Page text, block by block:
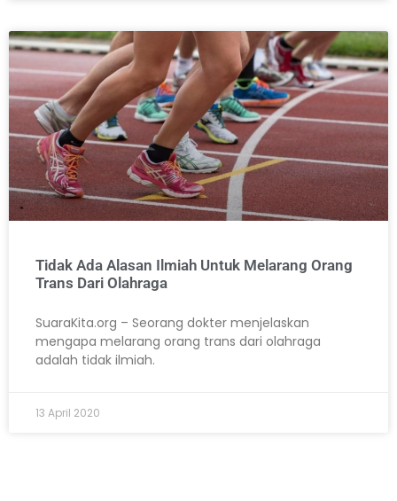
Tidak Ada Alasan Ilmiah Untuk Melarang Orang
Trans Dari Olahraga
SuaraKita.org – Seorang dokter menjelaskan
mengapa melarang orang trans dari olahraga
adalah tidak ilmiah.
13 April 2020